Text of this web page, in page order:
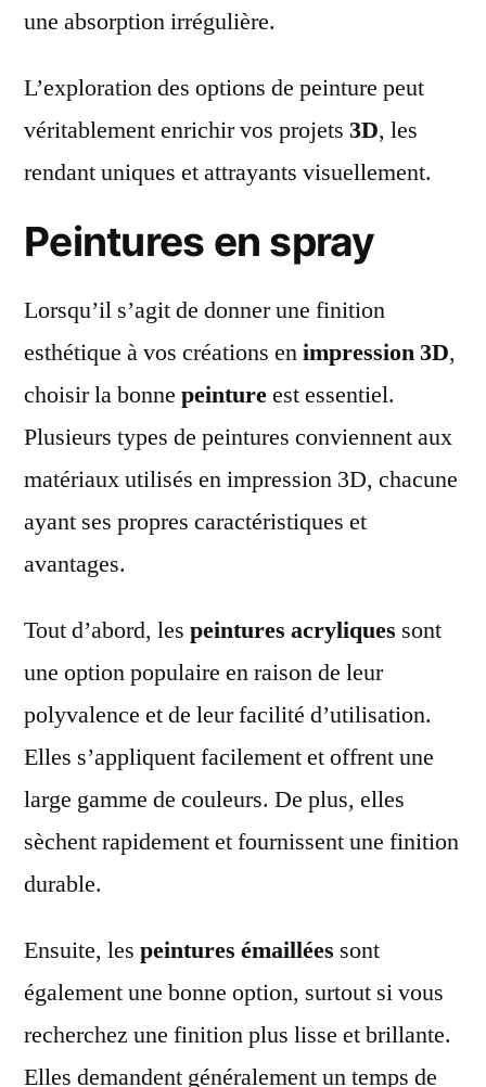
une absorption irrégulière.
L’exploration des options de peinture peut
véritablement enrichir vos projets 3D, les
rendant uniques et attrayants visuellement.
Peintures en spray
Lorsqu’il s’agit de donner une finition
esthétique à vos créations enimpression 3D,
choisir la bonne peintureest essentiel.
Plusieurs types de peintures conviennent aux
matériaux utilisés en impression 3D, chacune
ayant ses propres caractéristiques et
avantages.
Tout d’abord, les peintures acryliques sont
une option populaire en raison de leur
polyvalence et de leur facilité d’utilisation.
Elles s’appliquent facilement et offrent une
large gamme de couleurs. De plus, elles
sèchent rapidement et fournissent une finition
durable.
Ensuite, les peintures émaillées sont
également une bonne option, surtout si vous
recherchez une finition plus lisse et brillante.
Elles demandent généralement un temps de